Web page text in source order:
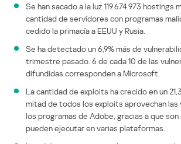
Se han sacado a la luz 119.674.973 hostings
cantidad de servidores con programas
cedido la primacía a EEUU y Rusia.
Se ha detectado un 6,9% más de
trimestre pasado. 6 de cada 10 de las
difundidas corresponden a Microsoft.
La cantidad de exploits ha crecido en un
mitad de todos los exploits aprovechan las
los programas de Adobe, gracias a que
pueden ejecutar en varias plataformas.